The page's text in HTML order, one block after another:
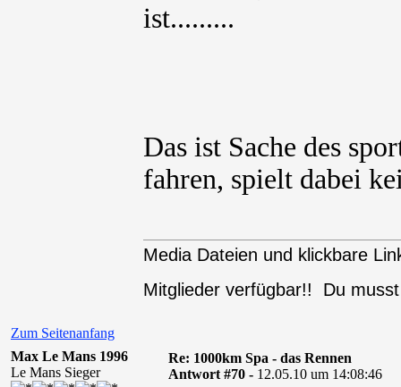
ist.........
Das ist Sache des
fahren, spielt dabei
Zum Seitenanfang
Media Dateien und klickbare
Mitglieder verfügbar!! Du
Max Le Mans 1996
Le Mans Sieger
Re: 1000km Spa - das Rennen
Antwort #70 - 12.05.10 um 14:08:46